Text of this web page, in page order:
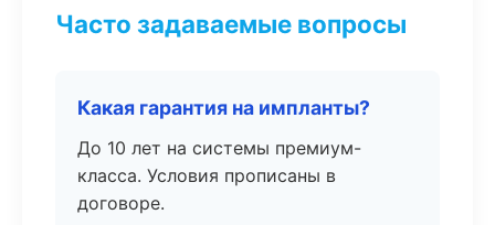
Часто задаваемые вопросы
Какая гарантия на импланты?
До 10 лет на системы премиум-
класса. Условия прописаны в
договоре.